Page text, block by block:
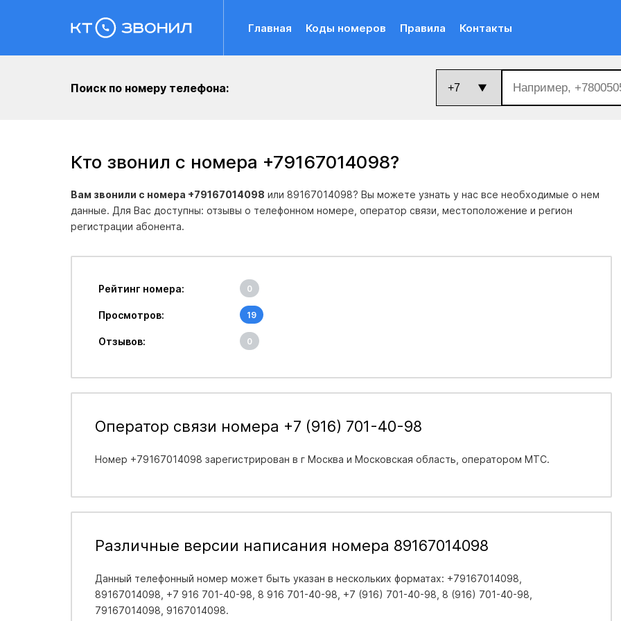
Главная Коды номеров Правила Контакты
Поиск по номеру телефона:
Кто звонил с номера +79167014098?
Вам звонили с номера +79167014098 или 89167014098? Вы можете узнать у нас все необходимые о нем
данные. Для Вас доступны: отзывы о телефонном номере, оператор связи, местоположение и регион
регистрации абонента.
Рейтинг номера: 0
Просмотров: 19
Отзывов: 0
Оператор связи номера +7 (916) 701-40-98
Номер +79167014098 зарегистрирован в г Москва и Московская область , оператором МТС.
Различные версии написания номера 89167014098
Данный телефонный номер может быть указан в нескольких форматах: +79167014098,
89167014098, +7 916 701-40-98, 8 916 701-40-98, +7 (916) 701-40-98, 8 (916) 701-40-98,
79167014098, 9167014098.